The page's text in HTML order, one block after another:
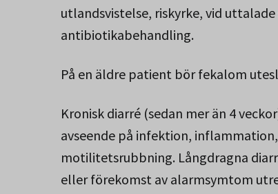
utlandsvistelse, riskyrke, vid
antibiotikabehandling.
På en äldre patient bör fekalom
Kronisk diarré (sedan mer än 4
avseende på infektion,
motilitetsrubbning. Långdragna
eller förekomst av alarmsymtom